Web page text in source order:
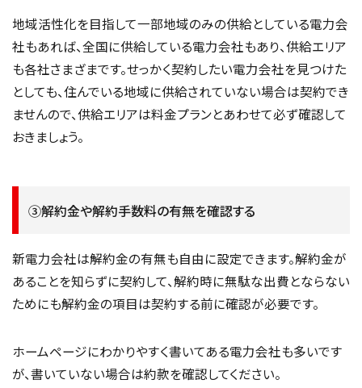
地域活性化を目指して一部地域のみの供給としている電力会
社もあれば、全国に供給している電力会社もあり、供給エリア
も各社さまざまです。せっかく契約したい電力会社を見つけた
としても、住んでいる地域に供給されていない場合は契約でき
ませんので、供給エリアは料金プランとあわせて必ず確認して
おきましょう。
③解約金や解約手数料の有無を確認する
新電力会社は解約金の有無も自由に設定できます。解約金が
あることを知らずに契約して、解約時に無駄な出費とならない
ためにも解約金の項目は契約する前に確認が必要です。
ホームページにわかりやすく書いてある電力会社も多いです
が、書いていない場合は約款を確認してください。